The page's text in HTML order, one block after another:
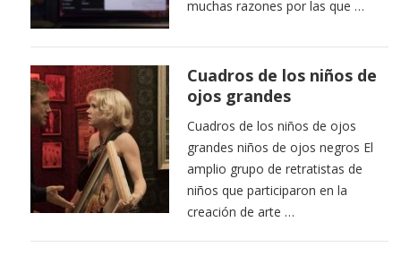
muchas razones por las que …
Cuadros de los niños de
ojos grandes
Cuadros de los niños de ojos
grandes niños de ojos negros El
amplio grupo de retratistas de
niños que participaron en la
creación de arte …